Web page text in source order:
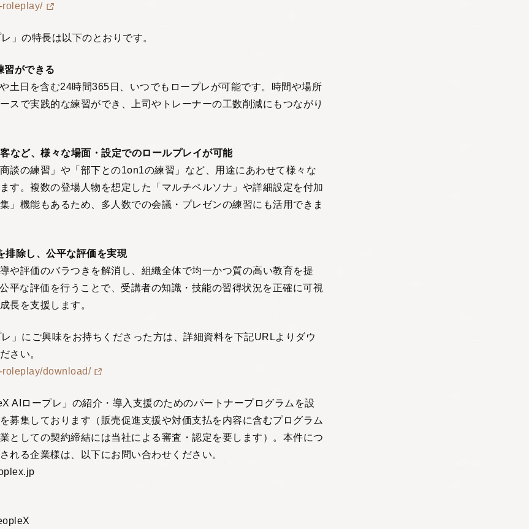
roleplay/
」の特長は以下のとおりです。
習ができる
土日を含む24時間365日、いつでもロープレが可能です。時間や場所
スで実践的な練習ができ、上司やトレーナーの工数削減にもつながり
など、様々な場面・設定でのロールプレイが可能
商談の練習」や「部下との1on1の練習」など、用途にあわせて様々な
す。複数の登場人物を想定した「マルチペルソナ」や詳細設定を付加
」機能もあるため、多人数での会議・プレゼンの練習にも活用できま
排除し、公平な評価を実現
や評価のバラつきを解消し、組織全体で均一かつ質の高い教育を提
平な評価を行うことで、受講者の知識・技能の習得状況を正確に可視
長を支援します。
レ」にご興味をお持ちくださった方は、詳細資料を下記URLよりダウ
さい。
download/
AIロープレ」の紹介・導入支援のためのパートナープログラムを設
募集しております（販売促進支援や対価支払を内容に含むプログラム
としての契約締結には当社による審査・認定を要します）。本件につ
れる企業様は、以下にお問い合わせください。